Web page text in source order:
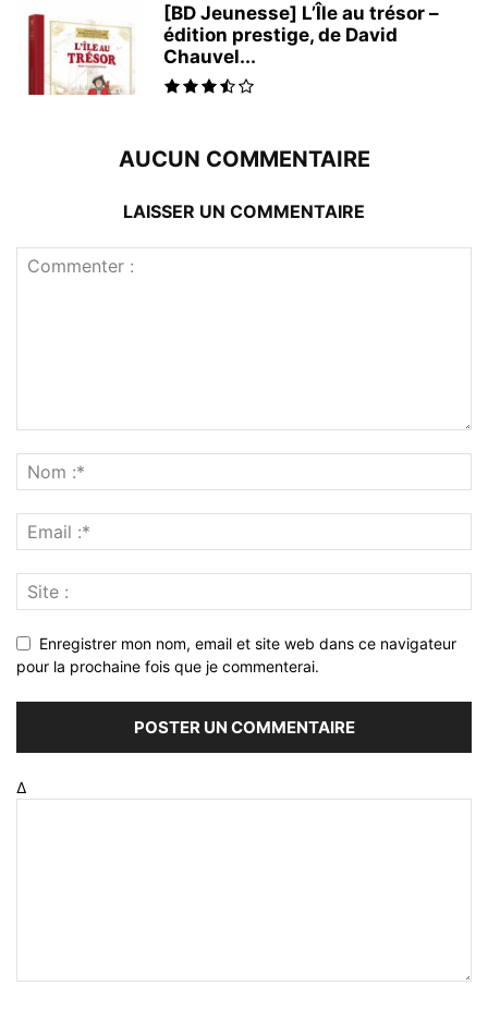
[BD Jeunesse] L’Île au trésor –
édition prestige, de David
Chauvel...
AUCUN COMMENTAIRE
LAISSER UN COMMENTAIRE
Enregistrer mon nom, email et site web dans ce navigateur
pour la prochaine fois que je commenterai.
Δ